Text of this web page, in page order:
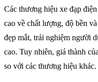
Các thương hiệu xe đạp
cao về chất lượng, độ bền
đẹp mắt, trải nghiệm người
cao. Tuy nhiên, giá thành
so với các thương hiệu khác.